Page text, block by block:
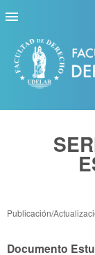
Publicación/
Documento